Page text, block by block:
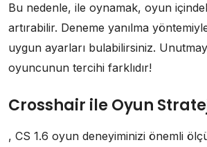
Bu nedenle, ile oynamak, oyun
artırabilir. Deneme yanılma
uygun ayarları bulabilirsiniz.
oyuncunun tercihi farklıdır!
Crosshair ile Oyun
, CS 1.6 oyun deneyiminizi önemli